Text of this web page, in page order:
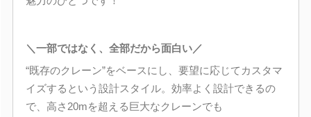
＼一部ではなく、全部だから面白い／
“既存のクレーン”をベースにし、要望に応じてカスタマ
イズするという設計スタイル。効率よく設計できるの
で、高さ20mを超える巨大なクレーンでも